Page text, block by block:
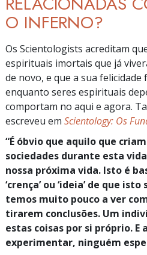
O INFERNO?
Os Scientologists acreditam
espirituais imortais que já
de novo, e que a sua
enquanto seres espirituais
comportam no aqui e agora.
escreveu em Scientology: Os
“É óbvio que aquilo que
sociedades durante esta
nossa próxima vida. Isto é
‘crença’ou ‘ideia’de que isto
temos muito pouco a ver
tirarem conclusões. Um
estas coisas por si próprio. E
experimentar, ninguém